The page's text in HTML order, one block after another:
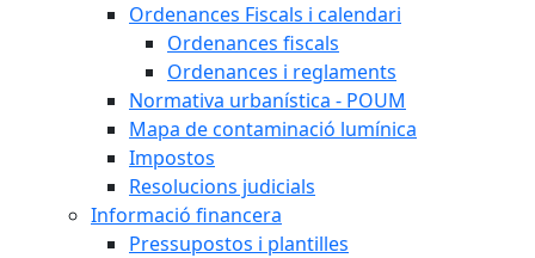
Ordenances Fiscals i calendari
Ordenances fiscals
Ordenances i reglaments
Normativa urbanística - POUM
Mapa de contaminació lumínica
Impostos
Resolucions judicials
Informació financera
Pressupostos i plantilles